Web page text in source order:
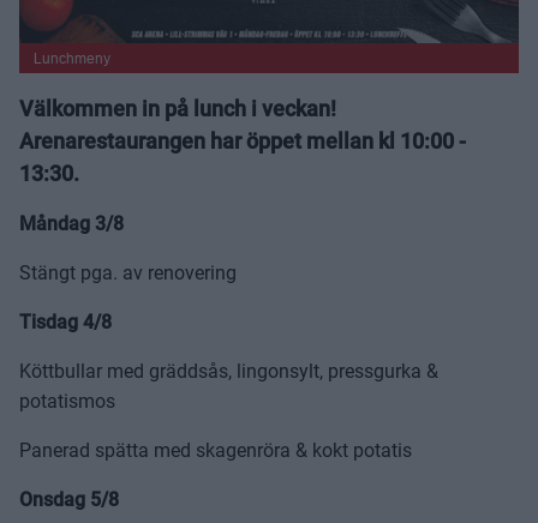
Lunchmeny
Välkommen in på lunch i veckan!
Arenarestaurangen har öppet mellan kl 10:00 -
13:30.
Måndag 3/8
Stängt pga. av renovering
Tisdag 4/8
Köttbullar med gräddsås, lingonsylt, pressgurka &
potatismos
Panerad spätta med skagenröra & kokt potatis
Onsdag 5/8